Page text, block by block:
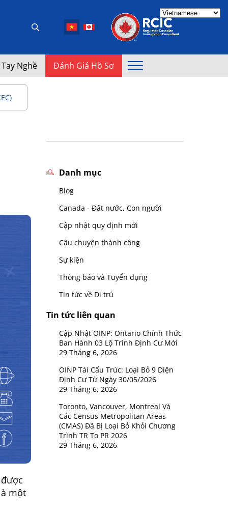
Nghề Đánh Giá Hồ Sơ
một
Danh mục
Blog
Canada - Đất nước, Con người
Cập nhật quy định mới
Câu chuyện thành công
Sự kiện
Thông báo và Tuyển dụng
Tin tức về Di trú
Tin tức liên quan
Cập Nhật OINP: Ontario Chính Thức
Ban Hành 03 Lộ Trình Định Cư Mới
29 Tháng 6, 2026
OINP Tái Cấu Trúc: Loại Bỏ 9 Diện
Định Cư Từ Ngày 30/05/2026
29 Tháng 6, 2026
Toronto, Vancouver, Montreal Và
Các Census Metropolitan Areas
(CMAS) Đã Bị Loại Bỏ Khỏi Chương
Trình TR To PR 2026
29 Tháng 6, 2026